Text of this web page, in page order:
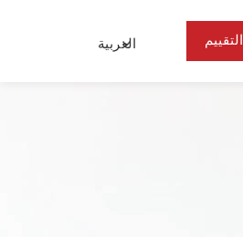
التقييم العربية